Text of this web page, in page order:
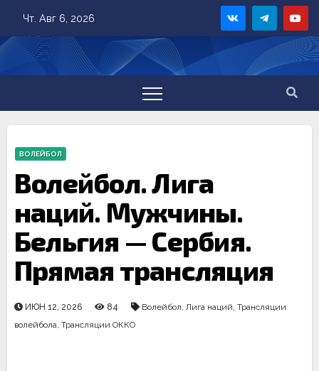
content
Чт. Авг 6, 2026
ВОЛЕЙБОЛ
Волейбол. Лига
наций. Мужчины.
Бельгия — Сербия.
Прямая трансляция
ИЮН 12, 2026 84 Волейбол, Лига наций, Трансляции
волейбола, Трансляции ОККО